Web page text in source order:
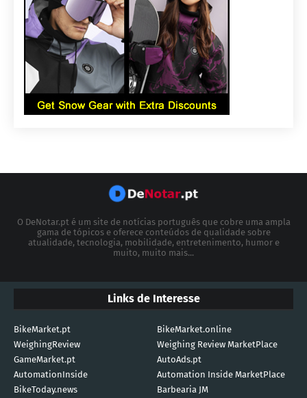
O DeNotar.pt é um site de notícias português que cobre uma ampla
gama de tópicos e oferece conteúdos de qualidade sobre
atualidade, tecnologia, mobilidade, entretenimento, humor e
muito, muito mais...
Links de Interesse
BikeMarket.pt
BikeMarket.online
WeighingReview
Weighing Review MarketPlace
GameMarket.pt
AutoAds.pt
AutomationInside
Automation Inside MarketPlace
BikeToday.news
Barbearia JM